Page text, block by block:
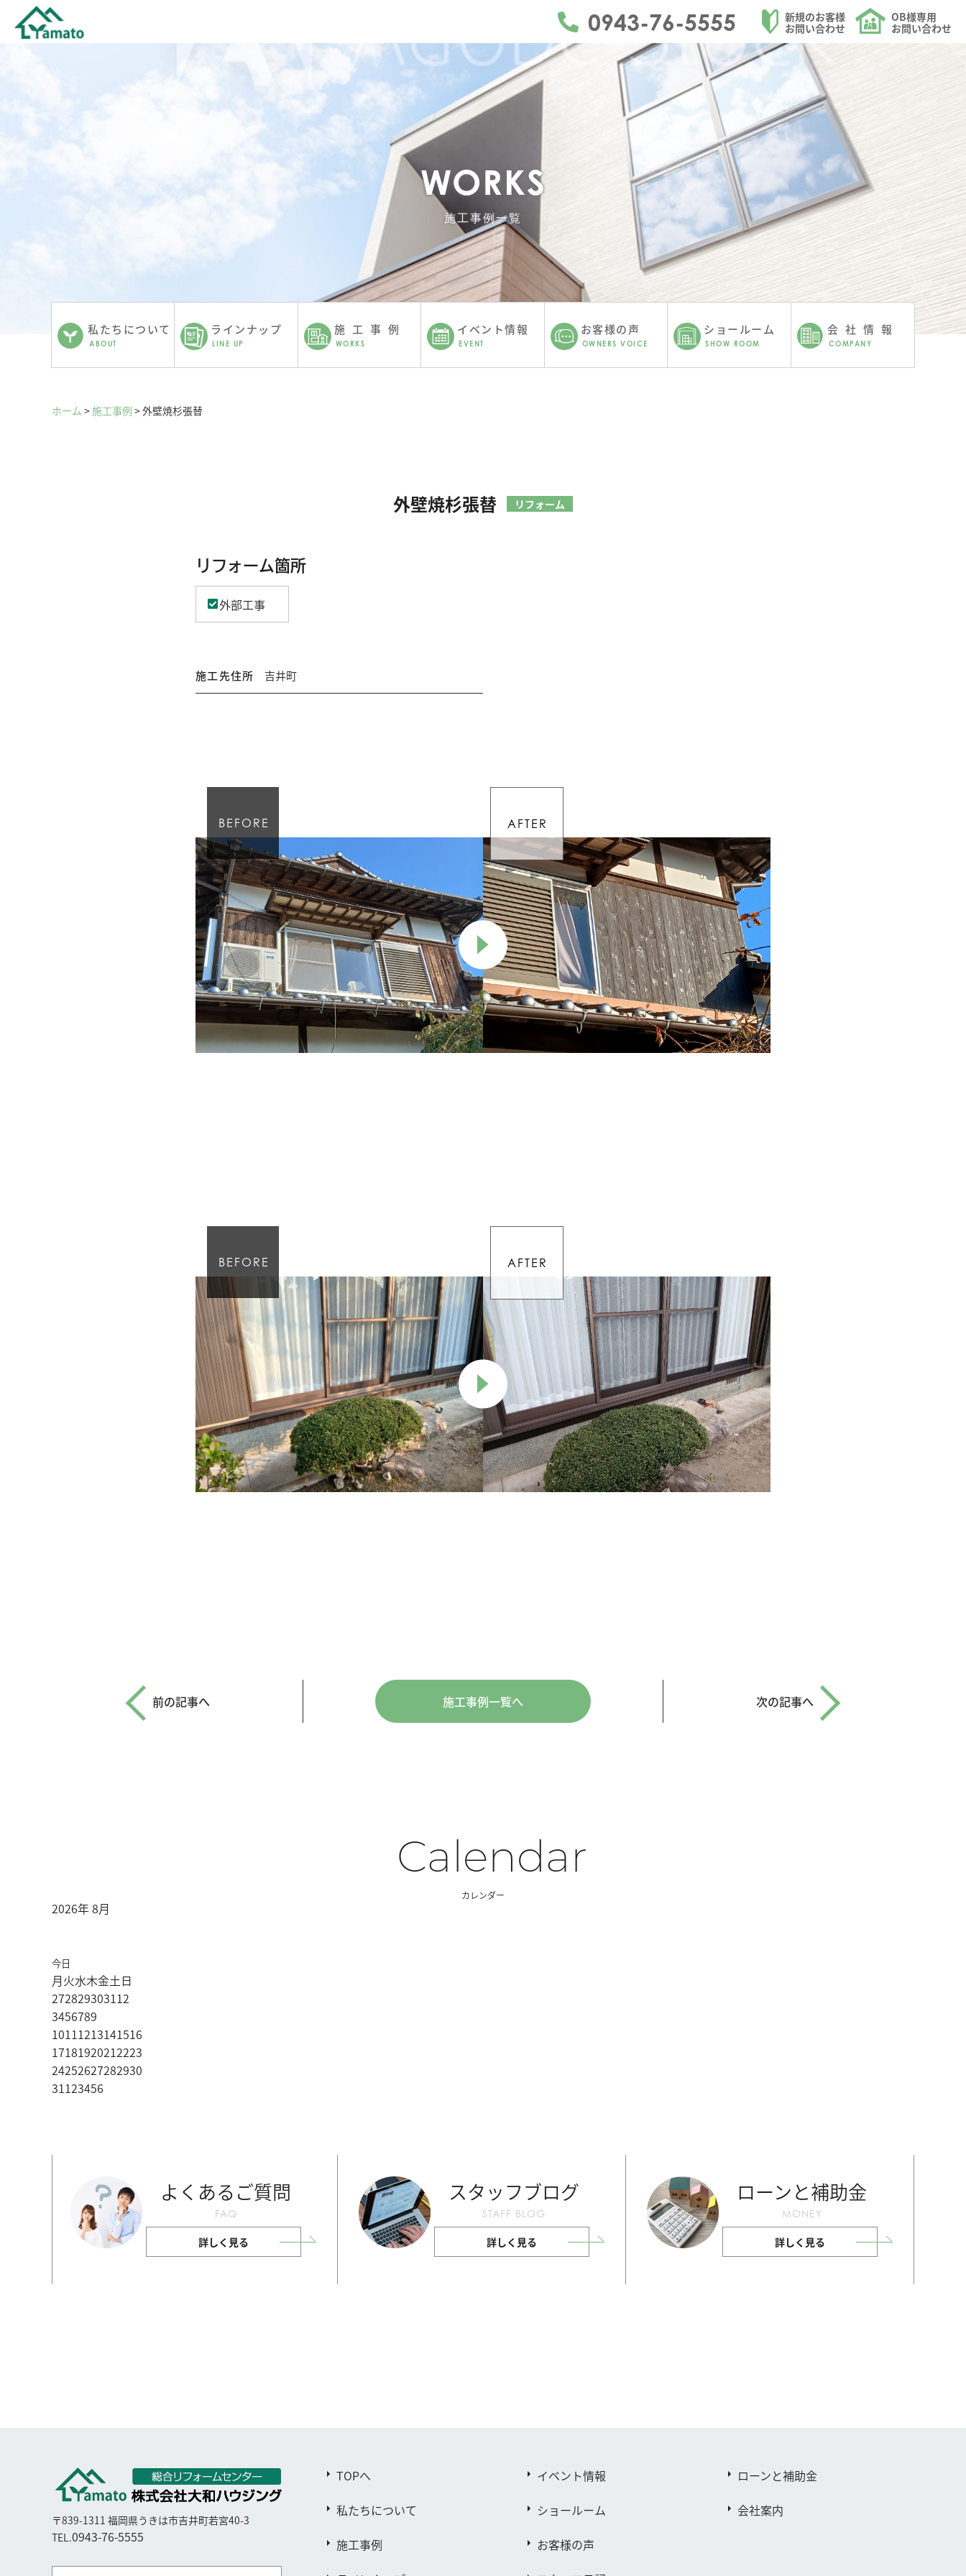
うきは市・久留米市・朝倉市・日田市を中心にリフォームを請け負う大和ハウジングの外壁焼杉張替のページ
0943-76-5555
新規のお客様
お問い合わせ
OB様専用
お問い合わせ
私たちについて
ABOUT
ラインナップ
LINE UP
施工事例
WORKS
イベント情報
EVENT
お客様の声
OWNERS VOICE
ショールーム
SHOW ROOM
会社情報
COMPANY
WORKS
施工事例一覧
ホーム > 施工事例 > 外壁焼杉張替
外壁焼杉張替 リフォーム
リフォーム箇所
外部工事
施工先住所 吉井町
前の記事へ 施工事例一覧へ 次の記事へ
Calendar
カレンダー
2026年 8月
今日
月火水木金土日
272829303112
3456789
10111213141516
17181920212223
24252627282930
31123456
よくあるご質問
FAQ
詳しく見る
スタッフブログ
STAFF BLOG
詳しく見る
ローンと補助金
MONEY
詳しく見る
〒839-1311 福岡県うきは市吉井町若宮40-3
TEL.0943-76-5555
TOPへ
私たちについて
施工事例
イベント情報
ショールーム
お客様の声
ローンと補助金
会社案内